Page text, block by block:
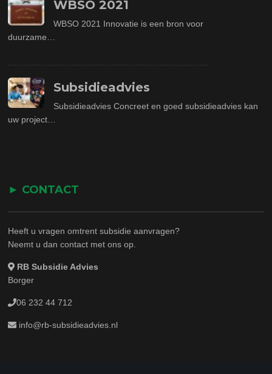
WBSO 2021
WBSO 2021 Innovatie is een bron voor
duurzame…
Subsidieadvies
Subsidieadvies Concreet en goed subsidieadvies kan
uw project…
► CONTACT
Heeft u vragen omtrent subsidie aanvragen?
Neemt u dan contact met ons op.
RB Subsidie Advies
Borger
06 232 44 712
info@rb-subsidieadvies.nl